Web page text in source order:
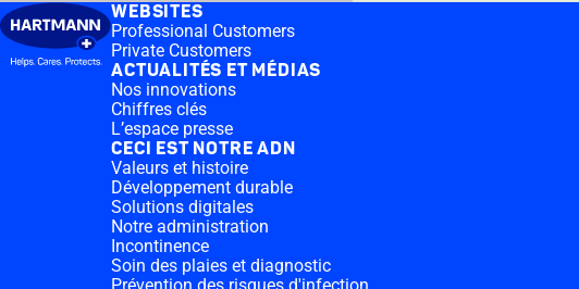
WEBSITES
Professional Customers
Private Customers
ACTUALITÉS ET MÉDIAS
Nos innovations
Chiffres clés
L’espace presse
CECI EST NOTRE ADN
Valeurs et histoire
Développement durable
Solutions digitales
Notre administration
Incontinence
Soin des plaies et diagnostic